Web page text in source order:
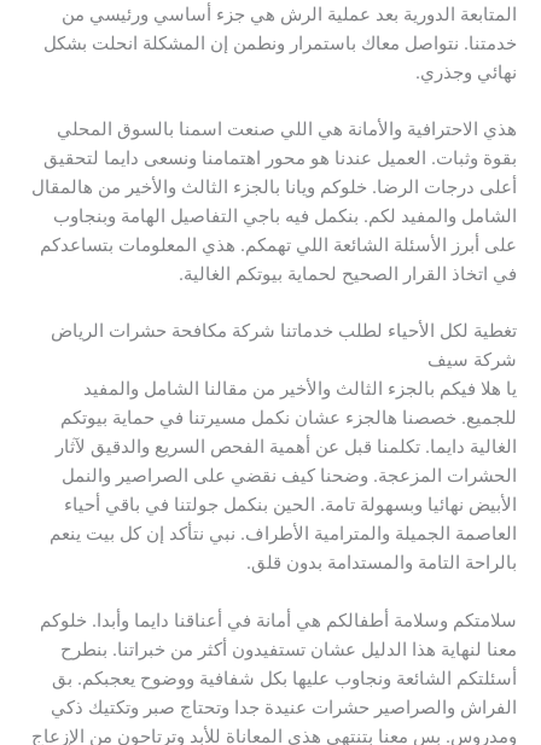
المتابعة الدورية بعد عملية الرش هي جزء أساسي ورئيسي من
خدمتنا. نتواصل معاك باستمرار ونطمن إن المشكلة انحلت بشكل
نهائي وجذري.
هذي الاحترافية والأمانة هي اللي صنعت اسمنا بالسوق المحلي
بقوة وثبات. العميل عندنا هو محور اهتمامنا ونسعى دايما لتحقيق
أعلى درجات الرضا. خلوكم ويانا بالجزء الثالث والأخير من هالمقال
الشامل والمفيد لكم. بنكمل فيه باجي التفاصيل الهامة وبنجاوب
على أبرز الأسئلة الشائعة اللي تهمكم. هذي المعلومات بتساعدكم
في اتخاذ القرار الصحيح لحماية بيوتكم الغالية.
تغطية لكل الأحياء لطلب خدماتنا شركة مكافحة حشرات الرياض
شركة سيف
يا هلا فيكم بالجزء الثالث والأخير من مقالنا الشامل والمفيد
للجميع. خصصنا هالجزء عشان نكمل مسيرتنا في حماية بيوتكم
الغالية دايما. تكلمنا قبل عن أهمية الفحص السريع والدقيق لآثار
الحشرات المزعجة. وضحنا كيف نقضي على الصراصير والنمل
الأبيض نهائيا وبسهولة تامة. الحين بنكمل جولتنا في باقي أحياء
العاصمة الجميلة والمترامية الأطراف. نبي نتأكد إن كل بيت ينعم
بالراحة التامة والمستدامة بدون قلق.
سلامتكم وسلامة أطفالكم هي أمانة في أعناقنا دايما وأبدا. خلوكم
معنا لنهاية هذا الدليل عشان تستفيدون أكثر من خبراتنا. بنطرح
أسئلتكم الشائعة ونجاوب عليها بكل شفافية ووضوح يعجبكم. بق
الفراش والصراصير حشرات عنيدة جدا وتحتاج صبر وتكتيك ذكي
ومدروس. بس معنا بتنتهي هذي المعاناة للأبد وترتاحون من الإزعاج